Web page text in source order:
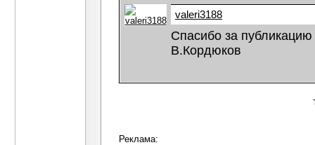
valeri3188
Спасибо за
В.Кордюков
Реклама: